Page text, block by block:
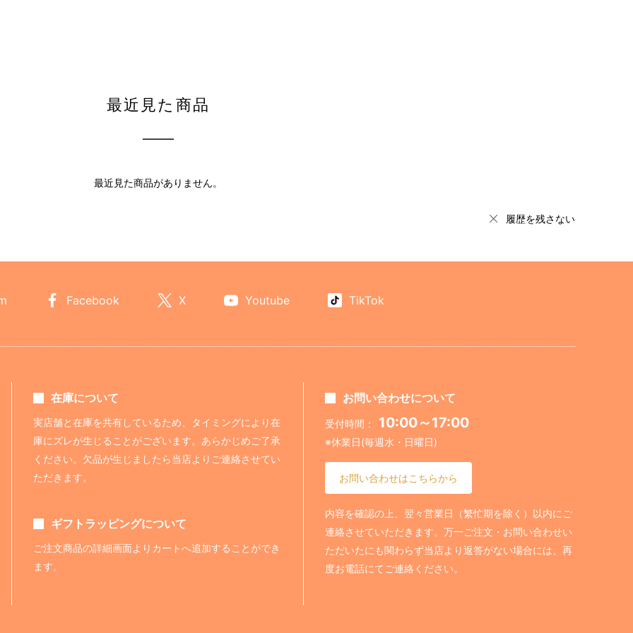
最近見た商品
最近見た商品がありません。
履歴を残さない
Facebook X Youtube TikTok
在庫について
実店舗と在庫を共有しているため、タイミングにより在
庫にズレが生じることがございます。あらかじめご了承
ください。欠品が生じましたら当店よりご連絡させてい
ただきます。
ギフトラッピングについて
ご注文商品の詳細画面よりカートへ追加することができ
ます。
お問い合わせについて
受付時間： 10:00～17:00
※休業日(毎週水・日曜日)
お問い合わせはこちらから
内容を確認の上、翌々営業日（繁忙期を除く）以内にご
連絡させていただきます。万一ご注文・お問い合わせい
ただいたにも関わらず当店より返答がない場合には、再
度お電話にてご連絡ください。